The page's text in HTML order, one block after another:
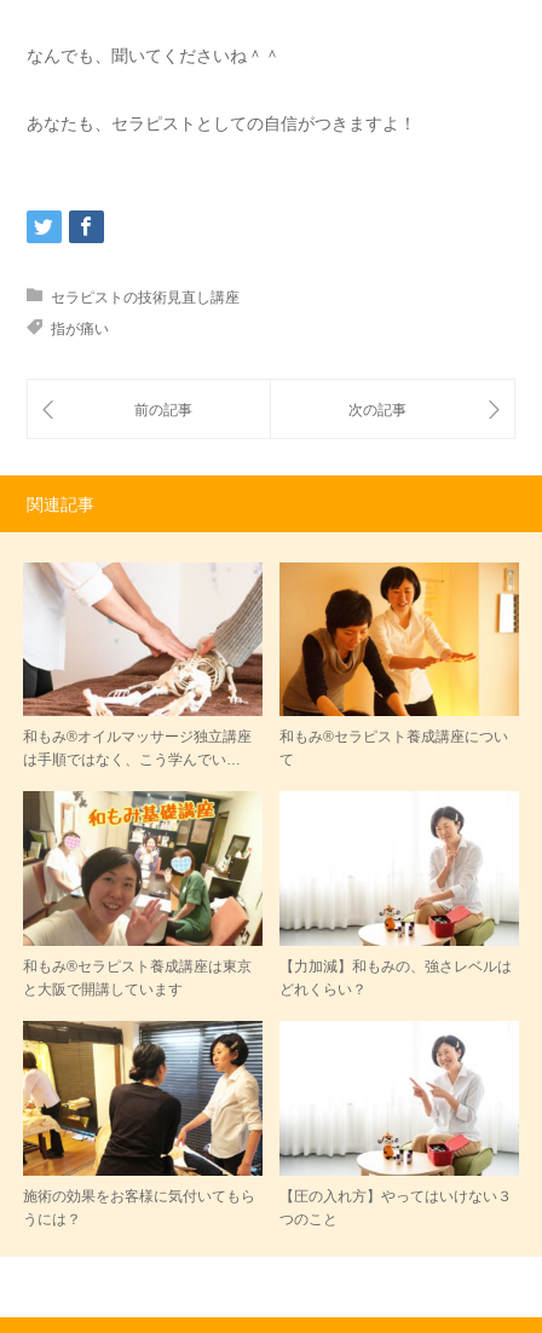
なんでも、聞いてくださいね＾＾
あなたも、セラピストとしての自信がつきますよ！
セラピストの技術見直し講座
指が痛い
関連記事
和もみ®オイルマッサージ独立講座
は手順ではなく、こう学んでい…
和もみ®セラピスト養成講座につい
て
和もみ®セラピスト養成講座は東京
と大阪で開講しています
【力加減】和もみの、強さレベルは
どれくらい？
施術の効果をお客様に気付いてもら
うには？
【圧の入れ方】やってはいけない３
つのこと